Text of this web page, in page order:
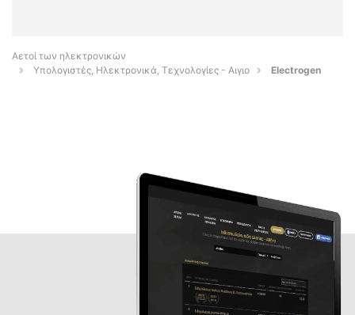
Αετοί των ηλεκτρονικών
Υπολογιστές, Ηλεκτρονικά, Τεχνολογίες - Αιγιο
Electrogen